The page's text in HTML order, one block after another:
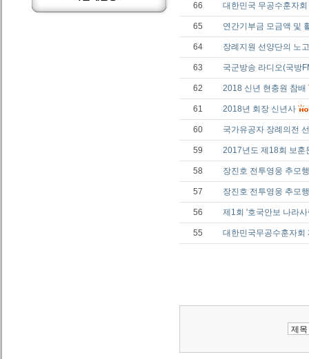
66 대한민국 무공수훈자
65 연간기부금 모금액 및
64 장례지원 선양단의 노
63 국군방송 라디오(국방
62 2018 신년 현충원 참배
61 2018년 회장 신년사
60 국가유공자 장례의전
59 2017년도 제18회 보훈
58 장진호 전투영웅 추모
57 장진호 전투영웅 추모
56 제1회 '호국안보 나라
55 대한민국무공수훈자회